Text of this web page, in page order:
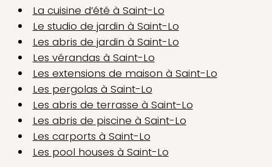
La cuisine d’été à Saint-Lo
Le studio de jardin à Saint-Lo
Les abris de jardin à Saint-Lo
Les vérandas à Saint-Lo
Les extensions de maison à Saint-Lo
Les pergolas à Saint-Lo
Les abris de terrasse à Saint-Lo
Les abris de piscine à Saint-Lo
Les carports à Saint-Lo
Les pool houses à Saint-Lo